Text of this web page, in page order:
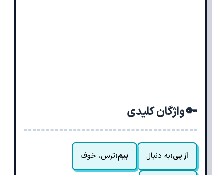
🔑 واژگان کلیدی
از پی:به دنبال بیم:ترس، خوف